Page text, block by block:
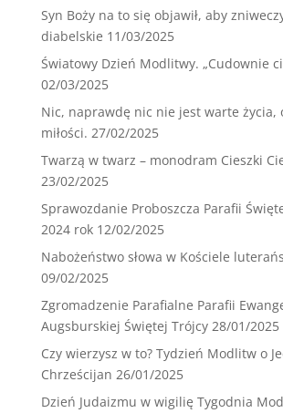
Syn Boży na to się objawił, aby
diabelskie 11/03/2025
Światowy Dzień Modlitwy. „Cudownie
02/03/2025
Nic, naprawdę nic nie jest warte życia,
miłości. 27/02/2025
Twarzą w twarz – monodram Cieszki
23/02/2025
Sprawozdanie Proboszcza Parafii
2024 rok 12/02/2025
Nabożeństwo słowa w Kościele
09/02/2025
Zgromadzenie Parafialne Parafii
Augsburskiej Świętej Trójcy 28/01/2025
Czy wierzysz w to? Tydzień Modlitw o
Chrześcijan 26/01/2025
Dzień Judaizmu w wigilię Tygodnia